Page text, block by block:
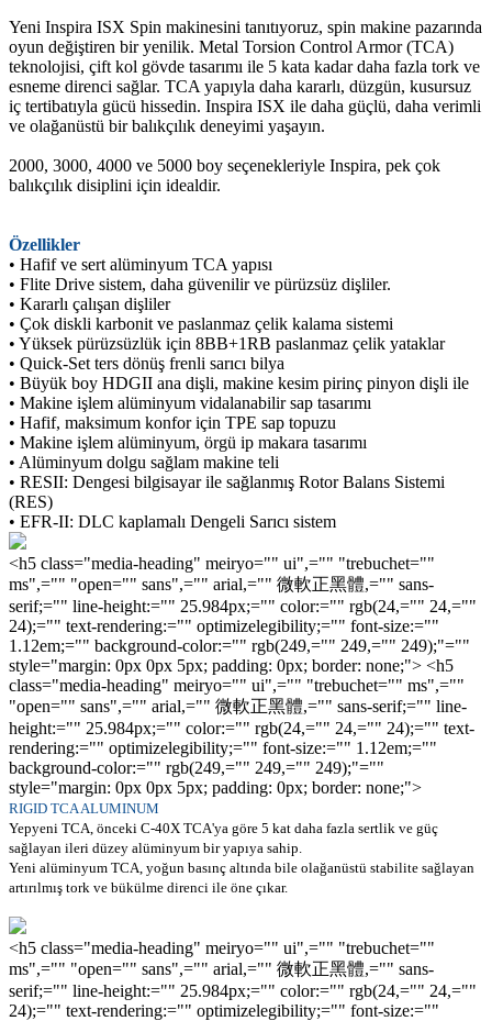
Yeni Inspira ISX Spin makinesini tanıtıyoruz, spin makine pazarında
oyun değiştiren bir yenilik. Metal Torsion Control Armor (TCA)
teknolojisi, çift kol gövde tasarımı ile 5 kata kadar daha fazla tork ve
esneme direnci sağlar. TCA yapıyla daha kararlı, düzgün, kusursuz
iç tertibatıyla gücü hissedin. Inspira ISX ile daha güçlü, daha verimli
ve olağanüstü bir balıkçılık deneyimi yaşayın.
2000, 3000, 4000 ve 5000 boy seçenekleriyle Inspira, pek çok
balıkçılık disiplini için idealdir.
Özellikler
• Hafif ve sert alüminyum TCA yapısı
• Flite Drive sistem, daha güvenilir ve pürüzsüz dişliler.
• Kararlı çalışan dişliler
• Çok diskli karbonit ve paslanmaz çelik kalama sistemi
• Yüksek pürüzsüzlük için 8BB+1RB paslanmaz çelik yataklar
• Quick-Set ters dönüş frenli sarıcı bilya
• Büyük boy HDGII ana dişli, makine kesim pirinç pinyon dişli ile
• Makine işlem alüminyum vidalanabilir sap tasarımı
• Hafif, maksimum konfor için TPE sap topuzu
• Makine işlem alüminyum, örgü ip makara tasarımı
• Alüminyum dolgu sağlam makine teli
• RESII: Dengesi bilgisayar ile sağlanmış Rotor Balans Sistemi
(RES)
• EFR-II: DLC kaplamalı Dengeli Sarıcı sistem
<h5 class="media-heading" meiryo="" ui",="" "trebuchet=""
ms",="" "open="" sans",="" arial,="" 微軟正黑體,="" sans-
serif;="" line-height:="" 25.984px;="" color:="" rgb(24,="" 24,=""
24);="" text-rendering:="" optimizelegibility;="" font-size:=""
1.12em;="" background-color:="" rgb(249,="" 249,="" 249);"=""
style="margin: 0px 0px 5px; padding: 0px; border: none;"> <h5
class="media-heading" meiryo="" ui",="" "trebuchet="" ms",=""
"open="" sans",="" arial,="" 微軟正黑體,="" sans-serif;="" line-
height:="" 25.984px;="" color:="" rgb(24,="" 24,="" 24);="" text-
rendering:="" optimizelegibility;="" font-size:="" 1.12em;=""
background-color:="" rgb(249,="" 249,="" 249);"=""
style="margin: 0px 0px 5px; padding: 0px; border: none;">
RIGID TCA ALUMINUM
Yepyeni TCA, önceki C-40X TCA'ya göre 5 kat daha fazla sertlik ve güç
sağlayan ileri düzey alüminyum bir yapıya sahip.
Yeni alüminyum TCA, yoğun basınç altında bile olağanüstü stabilite sağlayan
artırılmış tork ve bükülme direnci ile öne çıkar.
<h5 class="media-heading" meiryo="" ui",="" "trebuchet=""
ms",="" "open="" sans",="" arial,="" 微軟正黑體,="" sans-
serif;="" line-height:="" 25.984px;="" color:="" rgb(24,="" 24,=""
24);="" text-rendering:="" optimizelegibility;="" font-size:=""